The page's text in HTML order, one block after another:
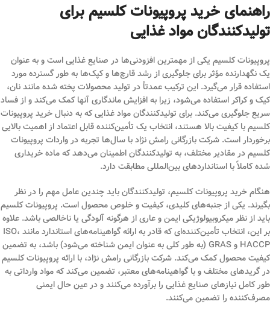
راهنمای خرید پروپیونات کلسیم برای
تولیدکنندگان مواد غذایی
پروپیونات کلسیم یکی از مهمترین افزودنی‌ها در صنایع غذایی است و به عنوان
یک نگهدارنده مؤثر برای جلوگیری از رشد قارچ‌ها و کپک‌ها به طور گسترده مورد
استفاده قرار می‌گیرد. این ترکیب عمدتاً در تولید محصولات پخته شده مانند نان،
کیک و کراکر استفاده می‌شود، زیرا به افزایش ماندگاری آنها کمک می‌کند و از فساد
سریع جلوگیری می‌کند. برای تولیدکنندگان مواد غذایی که به دنبال خرید پروپیونات
کلسیم با کیفیت بالا هستند، انتخاب یک تأمین‌کننده قابل اعتماد از اهمیت بالایی
برخوردار است. شرکت بازرگانی رامش نژاد با سال‌ها تجربه در واردات پروپیونات
کلسیم در مقادیر مختلف، به تولیدکنندگان اطمینان می‌دهد که ماده خریداری
شده کاملاً با استانداردهای بین‌المللی مطابقت دارد.
هنگام خرید پروپیونات کلسیم، تولیدکنندگان باید چندین عامل مهم را در نظر
بگیرند. یکی از جنبه‌های کلیدی، کیفیت و خلوص محصول است. پروپیونات کلسیم
باید از نظر میکروبیولوژیکی ایمن و عاری از هرگونه آلودگی یا ناخالصی باشد. علاوه
بر این، انتخاب تأمین‌کننده‌ای که قادر به ارائه گواهینامه‌های استاندارد مانند ISO،
HACCP و GRAS (به طور کلی به عنوان ایمن شناخته می‌شود) باشد، به تضمین
کیفیت محصول کمک می‌کند. شرکت بازرگانی رامش نژاد، با ارائه پروپیونات کلسیم
در گریدهای مختلف و با گواهینامه‌های معتبر، تضمین می‌کند که مواد وارداتی به
طور کامل نیازهای صنایع غذایی را برآورده می‌کنند و در عین حال ایمنی
مصرف‌کننده را تضمین می‌کنند.